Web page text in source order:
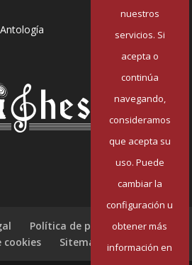
Política de privacidad
cookies
Sitemap
nuestros
servicios. Si
acepta o
continúa
navegando,
consideramos
que acepta su
uso. Puede
cambiar la
configuración u
obtener más
información en